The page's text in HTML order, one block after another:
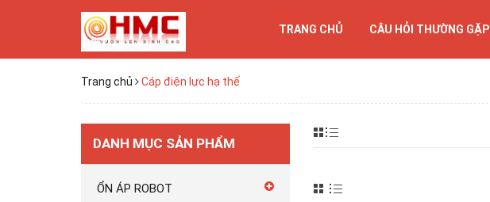
TRANG CHỦ CÂU HỎI THƯỜNG GẶP
Trang chủ Cáp điện lực hạ thế
DANH MỤC SẢN PHẨM
ỔN ÁP ROBOT